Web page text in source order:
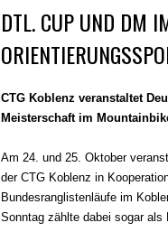
DTL. CUP UND DM
CTG Koblenz veranstaltet
Meisterschaft im
Am 24. und 25. Oktober
der CTG Koblenz in
Bundesranglistenläufe im
Sonntag zählte dabei sogar